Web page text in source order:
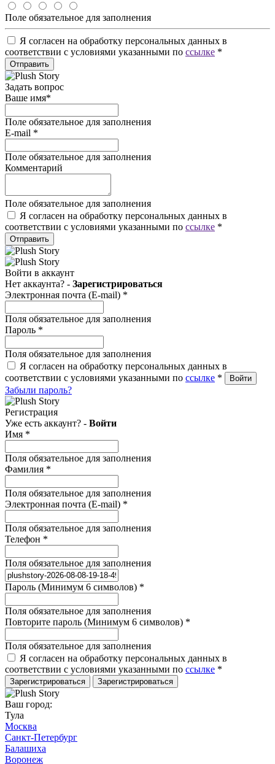
Поле обязательное для заполнения
Я согласен на обработку персональных данных в
соответствии с условиями указанными по ссылке *
Отправить
Задать вопрос
Ваше имя*
Поле обязательное для заполнения
E-mail *
Поле обязательное для заполнения
Комментарий
Поле обязательное для заполнения
Я согласен на обработку персональных данных в
соответствии с условиями указанными по ссылке *
Отправить
Войти в аккаунт
Нет аккаунта? - Зарегистрироваться
Электронная почта (E-mail) *
Поля обязательное для заполнения
Пароль *
Поля обязательное для заполнения
Я согласен на обработку персональных данных в
соответствии с условиями указанными по ссылке *
Забыли пароль?
Регистрация
Уже есть аккаунт? - Войти
Имя *
Поля обязательное для заполнения
Фамилия *
Поля обязательное для заполнения
Электронная почта (E-mail) *
Поля обязательное для заполнения
Телефон *
Поля обязательное для заполнения
Пароль (Минимум 6 символов) *
Поля обязательное для заполнения
Повторите пароль (Минимум 6 символов) *
Поля обязательное для заполнения
Я согласен на обработку персональных данных в
соответствии с условиями указанными по ссылке *
Зарегистрироваться
Ваш город:
Тула
Москва
Санкт-Петербург
Балашиха
Воронеж